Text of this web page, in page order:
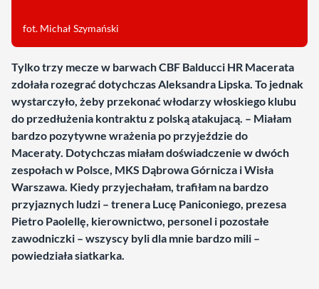
fot. Michał Szymański
Tylko trzy mecze w barwach CBF Balducci HR Macerata
zdołała rozegrać dotychczas Aleksandra Lipska. To jednak
wystarczyło, żeby przekonać włodarzy włoskiego klubu
do przedłużenia kontraktu z polską atakujacą. – Miałam
bardzo pozytywne wrażenia po przyjeździe do
Maceraty. Dotychczas miałam doświadczenie w dwóch
zespołach w Polsce, MKS Dąbrowa Górnicza i Wisła
Warszawa. Kiedy przyjechałam, trafiłam na bardzo
przyjaznych ludzi – trenera Lucę Paniconiego, prezesa
Pietro Paolellę, kierownictwo, personel i pozostałe
zawodniczki – wszyscy byli dla mnie bardzo mili –
powiedziała siatkarka.